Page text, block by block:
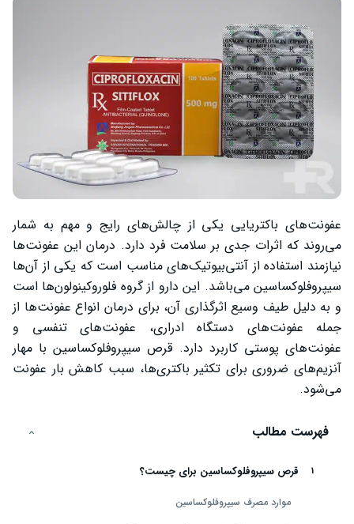
عفونت‌های باکتریایی یکی از چالش‌های رایج و مهم به شمار
می‌روند که اثرات جدی بر سلامت فرد دارد. درمان این عفونت‌ها
نیازمند استفاده از آنتی‌بیوتیک‌های مناسب است که یکی از آن‌ها
سیپروفلوکساسین می‌باشد. این دارو از گروه فلوروکینولون‌ها است
و به دلیل طیف وسیع اثرگذاری آن، برای درمان انواع عفونت‌ها از
جمله عفونت‌های دستگاه ادراری، عفونت‌های تنفسی و
عفونت‌های پوستی کاربرد دارد. قرص سیپروفلوکساسین با مهار
آنزیم‌های ضروری برای تکثیر باکتری‌ها، سبب کاهش بار عفونت
می‌شود.
فهرست مطالب
قرص سیپروفلوکساسین برای چیست؟
موارد مصرف سیپروفلوکساسین